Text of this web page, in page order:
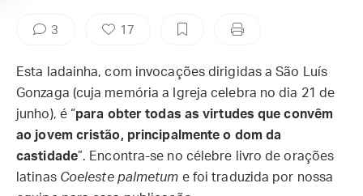
3 17
Esta ladainha, com invocações dirigidas a São Luís
Gonzaga (cuja memória a Igreja celebra no dia 21 de
junho), é “para obter todas as virtudes que convêm
ao jovem cristão, principalmente o dom da
castidade”. Encontra-se no célebre livro de orações
latinas Coeleste palmetum e foi traduzida por nossa